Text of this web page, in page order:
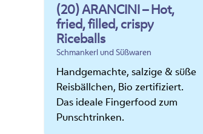
(20) ARANCINI – Hot,
fried, filled, crispy
Riceballs
Schmankerl und Süßwaren
Handgemachte, salzige & süße
Reisbällchen, Bio zertifiziert.
Das ideale Fingerfood zum
Punschtrinken.